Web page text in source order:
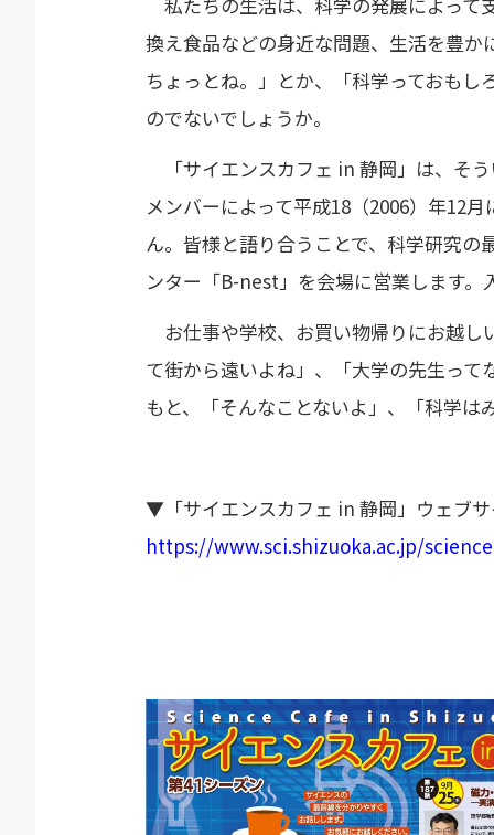
換え食品などの身近な問題、生活を豊か
ちょっとね。」とか、「科学っておも
のでないでしょうか。
「サイエンスカフェ in 静岡」は、そ
メンバーによって平成18（2006）年12
ん。皆様と語り合うことで、科学研究
ンター「B-nest」を会場に営業します
お仕事や学校、お買い物帰りにお越し
て街から遠いよね」、「大学の先生っ
もと、「そんなことないよ」、「科学
▼「サイエンスカフェ in 静岡」ウェブ
https://www.sci.shizuoka.ac.jp/